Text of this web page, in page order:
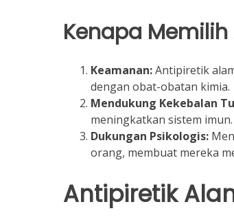
Kenapa
Keamanan:Antipiretik
dengan obat-obatan kimia.
Mendukung Kekebalan
meningkatkan sistem imun.
Dukungan Psikologis:
orang, membuat mereka
Antipiretik